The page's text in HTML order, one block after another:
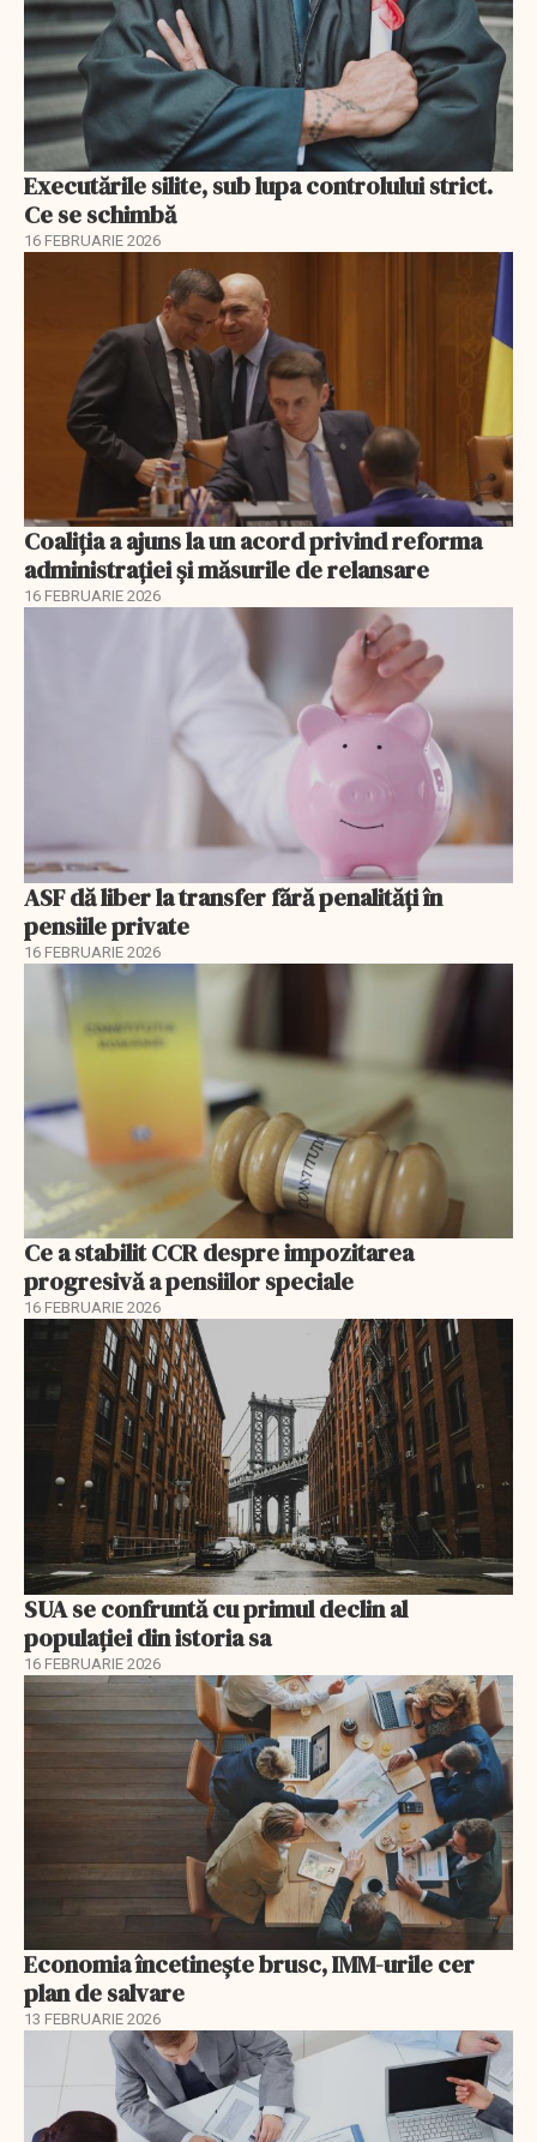
Executările silite, sub lupa controlului strict.
Ce se schimbă
16 FEBRUARIE 2026
Coaliția a ajuns la un acord privind reforma
administrației și măsurile de relansare
16 FEBRUARIE 2026
ASF dă liber la transfer fără penalități în
pensiile private
16 FEBRUARIE 2026
Ce a stabilit CCR despre impozitarea
progresivă a pensiilor speciale
16 FEBRUARIE 2026
SUA se confruntă cu primul declin al
populației din istoria sa
16 FEBRUARIE 2026
Economia încetinește brusc, IMM-urile cer
plan de salvare
13 FEBRUARIE 2026